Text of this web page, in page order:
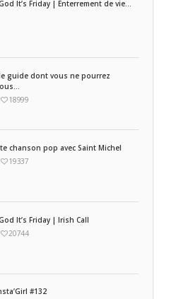
It’s Friday | Enterrement de vie...
guide dont vous ne pourrez
18999
chanson pop avec Saint Michel
19337
It’s Friday | Irish Call
20744
#132